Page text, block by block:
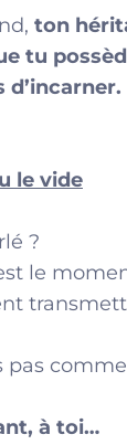
ton
tu
d’incarner.
le vide
?
le
pas
à toi…